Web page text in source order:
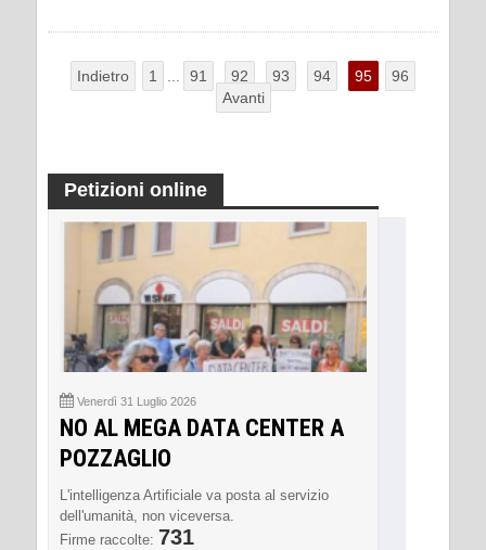
Indietro 1 91 92 93 94 95
96
Avanti
Petizioni online
Venerdì 31 Luglio 2026
NO AL MEGA DATA CENTER A
POZZAGLIO
L'intelligenza Artificiale va posta al servizio
dell'umanità, non viceversa.
Firme raccolte: 731